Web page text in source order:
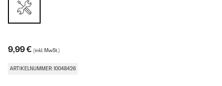
9,99 € (inkl. MwSt.)
ARTIKELNUMMER: 10048426